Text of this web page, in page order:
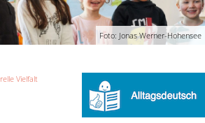
Foto: Jonas Werner-Hohensee
Vielfalt